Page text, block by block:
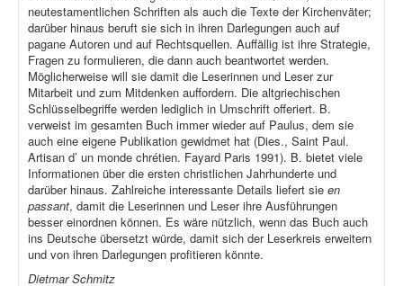
neutestamentlichen Schriften als auch die Texte der Kirchenväter;
darüber hinaus beruft sie sich in ihren Darlegungen auch auf
pagane Autoren und auf Rechtsquellen. Auffällig ist ihre Strategie,
Fragen zu formulieren, die dann auch beantwortet werden.
Möglicherweise will sie damit die Leserinnen und Leser zur
Mitarbeit und zum Mitdenken auffordern. Die altgriechischen
Schlüsselbegriffe werden lediglich in Umschrift offeriert. B.
verweist im gesamten Buch immer wieder auf Paulus, dem sie
auch eine eigene Publikation gewidmet hat (Dies., Saint Paul.
Artisan d’ un monde chrétien. Fayard Paris 1991). B. bietet viele
Informationen über die ersten christlichen Jahrhunderte und
darüber hinaus. Zahlreiche interessante Details liefert sie en
passant, damit die Leserinnen und Leser ihre Ausführungen
besser einordnen können. Es wäre nützlich, wenn das Buch auch
ins Deutsche übersetzt würde, damit sich der Leserkreis erweitern
und von ihren Darlegungen profitieren könnte.
Dietmar Schmitz